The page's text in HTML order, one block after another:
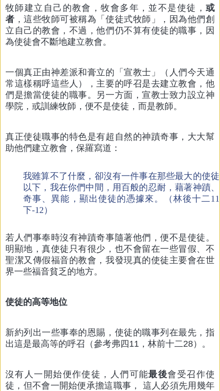
牧師建立自己的教會，牧會多年，並不是使徒， 或
者 ，這些牧師可被稱為「使徒式牧師」，因為他們創
立自己的教會，不過，他們仍不算有使徒的職事，因
為使徒會不斷地建立教會。
一個真正由神差派和膏立的「宣教士」（人們今天通
常這樣稱呼這些人），主要的呼召是去建立教會，他
們是擔當使徒的職事。另一方面，宣教士致力設立神
學院，或訓練牧師，便不是使徒，而是教師。
真正使徒職事的特色是有超自然的神蹟奇事，大大幫
助他們建立教會，保羅寫道：
我雖算不了什麼，卻沒有一件事在那些最大的使徒
以下，我在你們中間，用百般的忍耐，藉著神蹟、
奇事、異能，顯出使徒的憑據來。（林後十二11
下-12）
若人們事奉時沒有神蹟奇事隨著他們，便不是使徒。
明顯地，真使徒只有很少，也不會留在一些冒假、不
聖潔又傳假福音的教會，我發現真的使徒主要會在世
界一些福音貧乏的地方。
使徒的高等地位
新約列出一些事奉的恩賜，使徒的職事列在最先，指
出這是最高等的呼召（參考弗四11，林前十二28）。
沒有人一開始便作使徒，人們可能最後會受召作使
徒，但不會一開始便承擔這職事， 這人必須先用幾年